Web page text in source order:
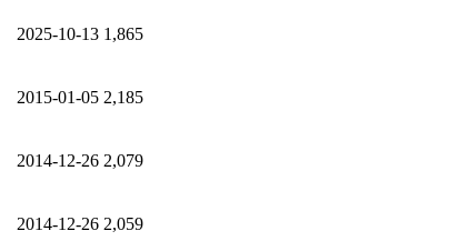
2025-10-13 1,865
2015-01-05 2,185
2014-12-26 2,079
2014-12-26 2,059